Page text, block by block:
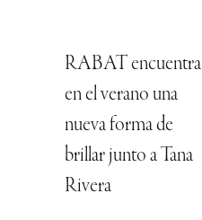
RABAT encuentra
en el verano una
nueva forma de
brillar junto a Tana
Rivera